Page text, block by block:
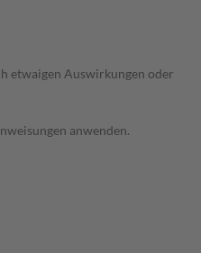
etwaigen Auswirkungen oder
anwenden.